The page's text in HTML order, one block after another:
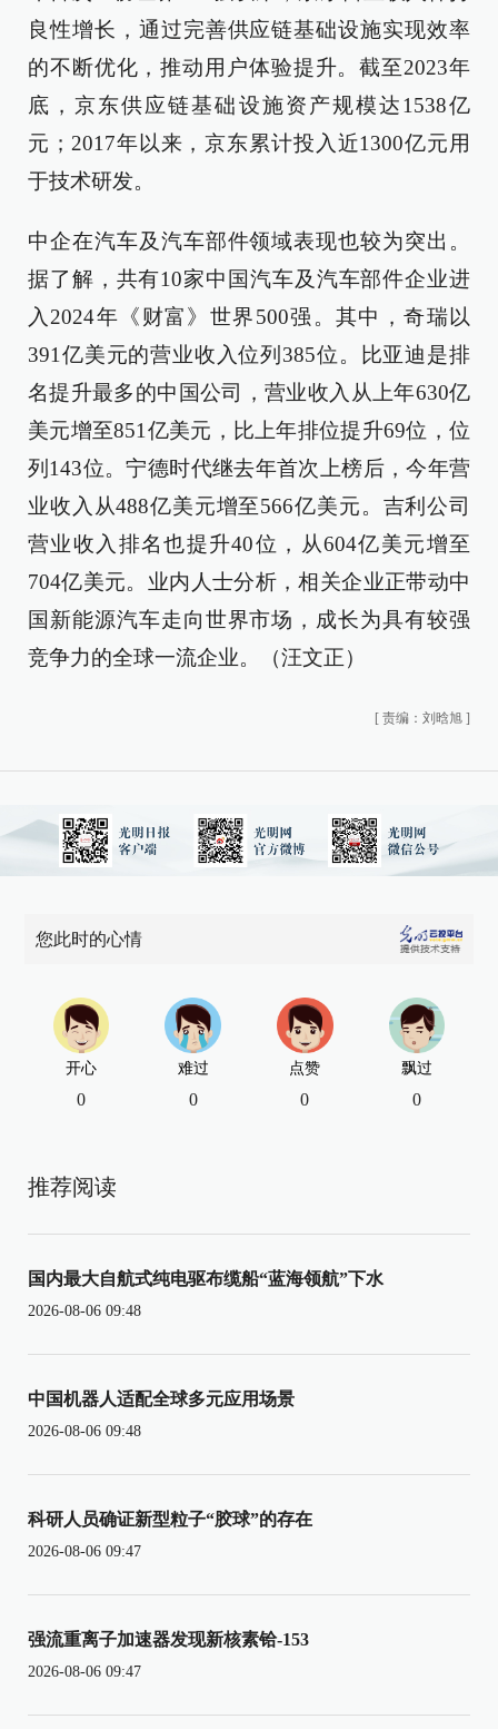
良性增长，通过完善供应链基础设施实现效率
的不断优化，推动用户体验提升。截至2023年
底，京东供应链基础设施资产规模达1538亿
元；2017年以来，京东累计投入近1300亿元用
于技术研发。
中企在汽车及汽车部件领域表现也较为突出。
据了解，共有10家中国汽车及汽车部件企业进
入2024年《财富》世界500强。其中，奇瑞以
391亿美元的营业收入位列385位。比亚迪是排
名提升最多的中国公司，营业收入从上年630亿
美元增至851亿美元，比上年排位提升69位，位
列143位。宁德时代继去年首次上榜后，今年营
业收入从488亿美元增至566亿美元。吉利公司
营业收入排名也提升40位，从604亿美元增至
704亿美元。业内人士分析，相关企业正带动中
国新能源汽车走向世界市场，成长为具有较强
竞争力的全球一流企业。（汪文正）
[ 责编：刘晗旭 ]
您此时的心情
开心
0
难过
0
点赞
0
飘过
0
推荐阅读
国内最大自航式纯电驱布缆船“蓝海领航”下水
2026-08-06 09:48
中国机器人适配全球多元应用场景
2026-08-06 09:48
科研人员确证新型粒子“胶球”的存在
2026-08-06 09:47
强流重离子加速器发现新核素铪-153
2026-08-06 09:47